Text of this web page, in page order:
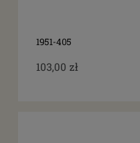
1951-405
103,00 zł